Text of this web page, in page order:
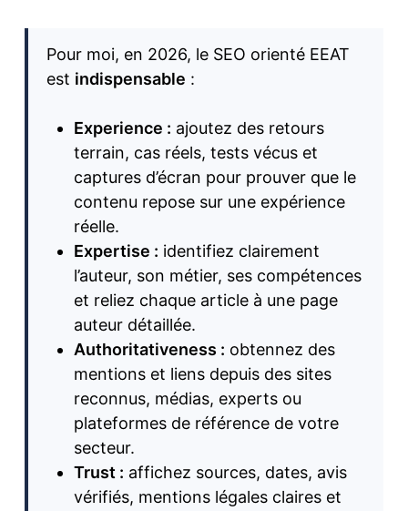
Pour moi, en 2026, le SEO orienté EEAT
est indispensable :
Experience : ajoutez des retours
terrain, cas réels, tests vécus et
captures d’écran pour prouver que le
contenu repose sur une expérience
réelle.
Expertise : identifiez clairement
l’auteur, son métier, ses compétences
et reliez chaque article à une page
auteur détaillée.
Authoritativeness : obtennez des
mentions et liens depuis des sites
reconnus, médias, experts ou
plateformes de référence de votre
secteur.
Trust : affichez sources, dates, avis
vérifiés, mentions légales claires et